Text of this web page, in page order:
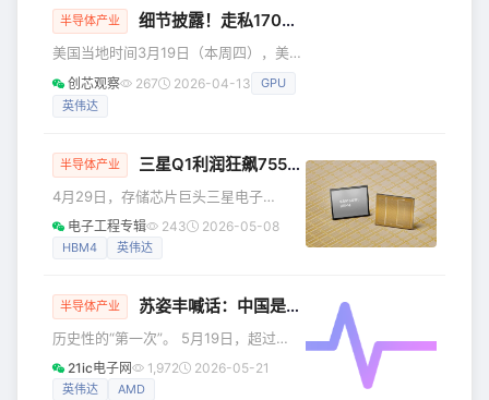
境——AI快用不起了！智谱、Anthropic
等大模型机构密集涨价、调整计费模
式，背后的核心症结，正是端侧AI推理
的底层架构瓶颈。 如今，全球端侧AI推
理赛道已经悄然分成了三条截然不同的
半导体产业 细节披露！走私170亿
美国当地时间3月19日（本周四），美国
服务器巨头超微电脑（Super Micro
Computer Inc.）联合创始人廖益贤
伟（Ting-Wei “Willy” Sun），而超微电
脑中国台湾地区销售总经理张瑞沧
（Ruei-Tsang “Steven” Chang）目前
仍处于在逃状态。纽约南区联邦检察官
办公室
创芯观察 267 2026-04-13
GPU
英伟达
半导体产业 三星Q1利润狂飙755%创纪录，HBM市场“三国杀”愈演愈烈
4月29日，存储芯片巨头三星电子
（Samsung Electronics）交出了一份
令华尔街惊叹的“炸裂”成绩单。受人工智
业利润同比飙升超过750%，创下公司历
发布的初步业绩指引，该公司在截至3月
31日的第一季度实现了133.9万亿韩元
（约合899.6亿美元）的营收，同比增长
电子工程专辑 243 2026-05-08
HBM4 英伟达
半导体产业 苏姿丰喊话：中国是我们路线图的核心
历史性的“第一次”。 5月19日，超过
2000名开发者和生态伙伴涌入上海前滩
香格里拉酒店。就在48小时前，英伟达
21ic电子网 1,972 2026-05-21
英伟达 AMD